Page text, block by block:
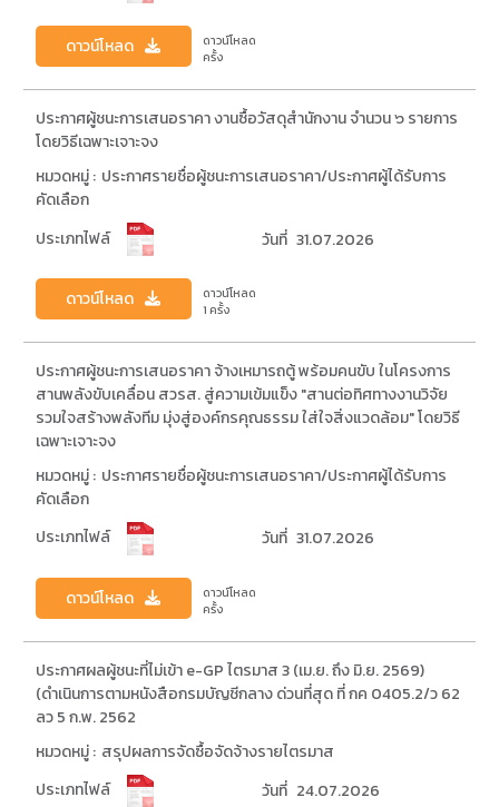
ดาวน์โหลด
ดาวน์โหลด
ครั้ง
ประกาศผู้ชนะการเสนอราคา งานซื้อวัสดุสำนักงาน จำนวน ๖ รายการ
โดยวิธีเฉพาะเจาะจง
หมวดหมู่ : ประกาศรายชื่อผู้ชนะการเสนอราคา/ประกาศผู้ได้รับการ
คัดเลือก
ประเภทไฟล์
วันที่ 31.07.2026
ดาวน์โหลด
ดาวน์โหลด
1 ครั้ง
ประกาศผู้ชนะการเสนอราคา จ้างเหมารถตู้ พร้อมคนขับ ในโครงการ
สานพลังขับเคลื่อน สวรส. สู่ความเข้มแข็ง "สานต่อทิศทางงานวิจัย
รวมใจสร้างพลังทีม มุ่งสู่องค์กรคุณธรรม ใส่ใจสิ่งแวดล้อม" โดยวิธี
เฉพาะเจาะจง
หมวดหมู่ : ประกาศรายชื่อผู้ชนะการเสนอราคา/ประกาศผู้ได้รับการ
คัดเลือก
ประเภทไฟล์
วันที่ 31.07.2026
ดาวน์โหลด
ดาวน์โหลด
ครั้ง
ประกาศผลผู้ชนะที่ไม่เข้า e-GP ไตรมาส 3 (เม.ย. ถึง มิ.ย. 2569)
(ดำเนินการตามหนังสือกรมบัญชีกลาง ด่วนที่สุด ที่ กค 0405.2/ว 62
ลว 5 ก.พ. 2562
หมวดหมู่ : สรุปผลการจัดซื้อจัดจ้างรายไตรมาส
ประเภทไฟล์
วันที่ 24.07.2026